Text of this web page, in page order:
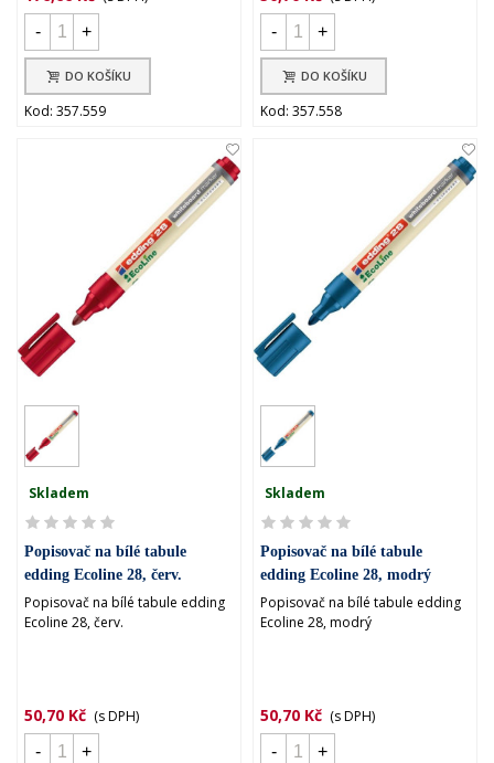
-
+
DO KOŠÍKU
Kod: 357.559
-
+
DO KOŠÍKU
Kod: 357.558
Skladem
Popisovač na bílé tabule
edding Ecoline 28, červ.
Popisovač na bílé tabule edding
Ecoline 28, červ.
50,70 Kč (s DPH)
-
+
Skladem
Popisovač na bílé tabule
edding Ecoline 28, modrý
Popisovač na bílé tabule edding
Ecoline 28, modrý
50,70 Kč (s DPH)
-
+